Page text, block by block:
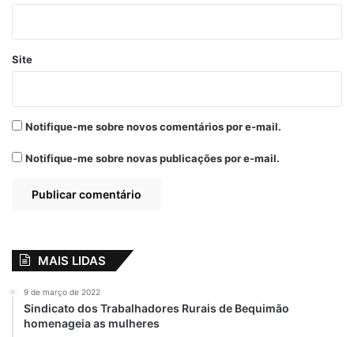
Site
Notifique-me sobre novos comentários por e-mail.
Notifique-me sobre novas publicações por e-mail.
MAIS LIDAS
9 de março de 2022
Sindicato dos Trabalhadores Rurais de Bequimão
homenageia as mulheres